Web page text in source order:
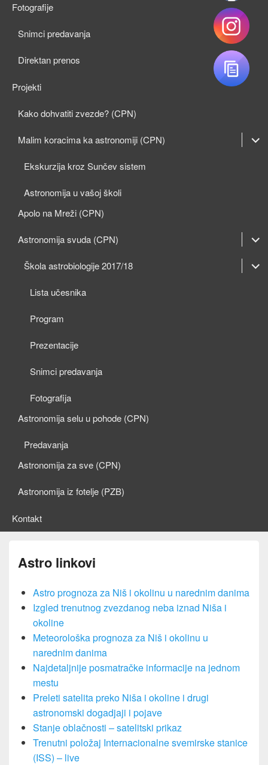
Fotografije
Snimci predavanja
Direktan prenos
Projekti
menu
Kako dohvatiti zvezde? (CPN)
Malim koracima ka astronomiji (CPN)
Ekskurzija kroz Sunčev sistem
Astronomija u vašoj školi
Apolo na Mreži (CPN)
Astronomija svuda (CPN)
menu
Škola astrobiologije 2017/18
Lista učesnika
Program
Prezentacije
Snimci predavanja
Fotografija
Astronomija selu u pohode (CPN)
Predavanja
Astronomija za sve (CPN)
Astronomija iz fotelje (PZB)
Kontakt
Astro linkovi
Astro prognoza za Niš i okolinu u narednim danima
Izgled trenutnog zvezdanog neba iznad Niša i
okoline
Meteorološka prognoza za Niš i okolinu u
narednim danima
Najdetaljnije posmatračke informacije na jednom
mestu
Preleti satelita preko Niša i okoline i drugi
astronomski dogadjaji i pojave
Stanje oblačnosti – satelitski prikaz
Trenutni položaj Internacionalne svemirske stanice
(ISS) – live